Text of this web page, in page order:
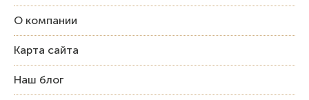
О компании
Карта сайта
Наш блог